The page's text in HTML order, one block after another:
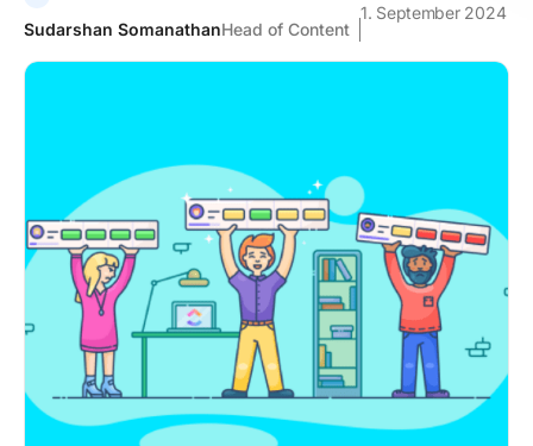
Sudarshan SomanathanHead of Content
1. September 2024